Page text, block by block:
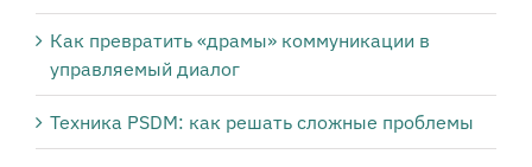
Как превратить «драмы» коммуникации в
управляемый диалог
Техника PSDM: как решать сложные проблемы